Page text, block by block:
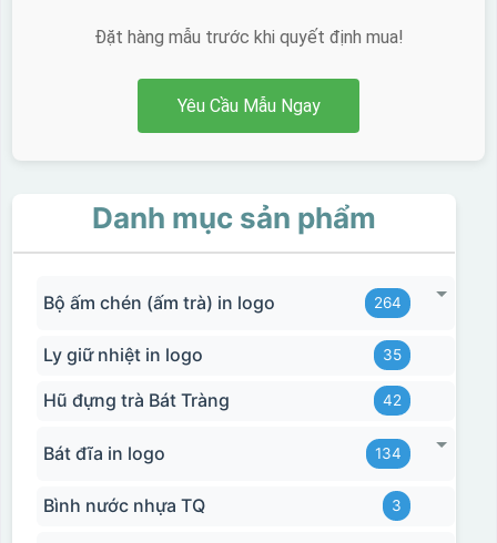
Đặt hàng mẫu trước khi quyết định mua!
Yêu Cầu Mẫu Ngay
Danh mục sản phẩm
Bộ ấm chén (ấm trà) in logo 264
Ly giữ nhiệt in logo 35
Hũ đựng trà Bát Tràng 42
Bát đĩa in logo 134
Bình nước nhựa TQ 3